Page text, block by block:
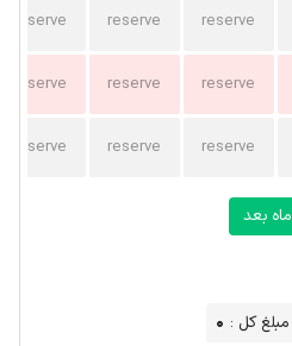
reserve
reserve
reserve
reserve
reserve
reserve
reserve
reserve
reserve
ماه بعد
مبلغ کل : 0